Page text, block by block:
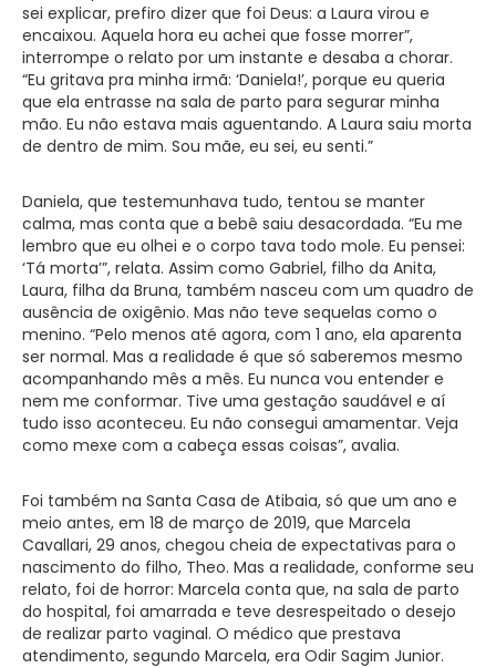
sei explicar, prefiro dizer que foi Deus: a Laura virou e
encaixou. Aquela hora eu achei que fosse morrer”,
interrompe o relato por um instante e desaba a chorar.
“Eu gritava pra minha irmã: ‘Daniela!’, porque eu queria
que ela entrasse na sala de parto para segurar minha
mão. Eu não estava mais aguentando. A Laura saiu morta
de dentro de mim. Sou mãe, eu sei, eu senti.”
Daniela, que testemunhava tudo, tentou se manter
calma, mas conta que a bebê saiu desacordada. “Eu me
lembro que eu olhei e o corpo tava todo mole. Eu pensei:
‘Tá morta’”, relata. Assim como Gabriel, filho da Anita,
Laura, filha da Bruna, também nasceu com um quadro de
ausência de oxigênio. Mas não teve sequelas como o
menino. “Pelo menos até agora, com 1 ano, ela aparenta
ser normal. Mas a realidade é que só saberemos mesmo
acompanhando mês a mês. Eu nunca vou entender e
nem me conformar. Tive uma gestação saudável e aí
tudo isso aconteceu. Eu não consegui amamentar. Veja
como mexe com a cabeça essas coisas”, avalia.
Foi também na Santa Casa de Atibaia, só que um ano e
meio antes, em 18 de março de 2019, que Marcela
Cavallari, 29 anos, chegou cheia de expectativas para o
nascimento do filho, Theo. Mas a realidade, conforme seu
relato, foi de horror: Marcela conta que, na sala de parto
do hospital, foi amarrada e teve desrespeitado o desejo
de realizar parto vaginal. O médico que prestava
atendimento, segundo Marcela, era Odir Sagim Junior.